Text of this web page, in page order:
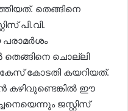
തെങ്ങിനെ
പി.വി.
തെങ്ങിനെ ചൊല്ലി
കോടതി കയറിയത്.
കഴിവുണ്ടെങ്കിൽ ഈ
ജസ്റ്റിസ്